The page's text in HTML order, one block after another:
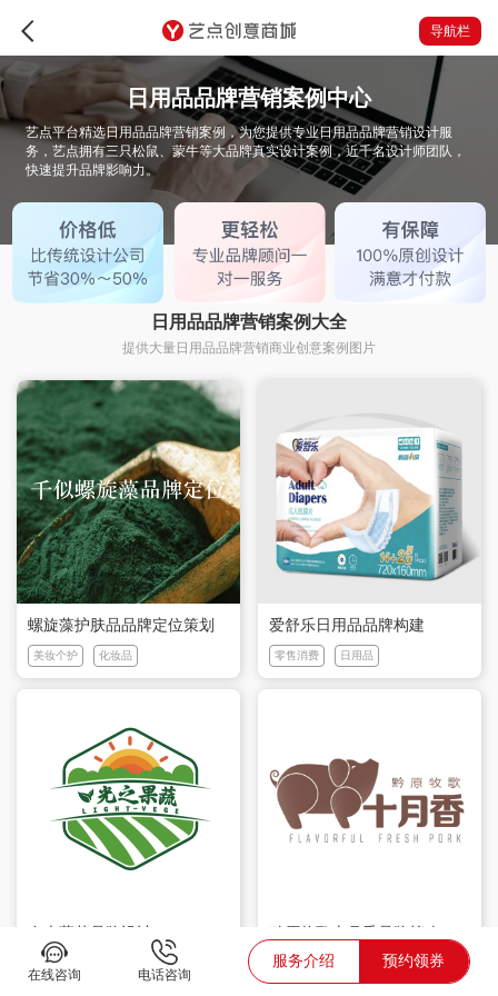
导航栏
日用品品牌营销案例中心
艺点平台精选日用品品牌营销案例，为您提供专业日用品品牌营销设计服
务，艺点拥有三只松鼠、蒙牛等大品牌真实设计案例，近千名设计师团队，
快速提升品牌影响力。
日用品品牌营销案例大全
提供大量日用品品牌营销商业创意案例图片
螺旋藻护肤品品牌定位策划
美妆个护 化妆品
爱舒乐日用品品牌构建
零售消费 日用品
餐饮食品
黔原牧歌十月香品牌策略
餐饮食品
在线咨询 电话咨询
服务介绍 预约领券